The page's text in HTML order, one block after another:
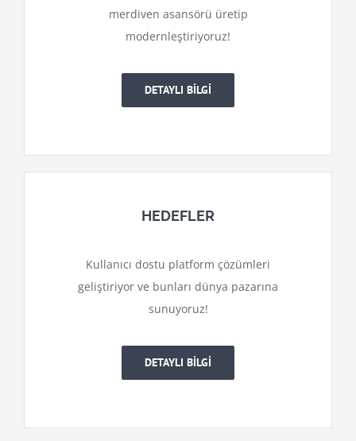
merdiven asansörü üretip
modernleştiriyoruz!
DETAYLI BİLGİ
HEDEFLER
Kullanıcı dostu platform çözümleri
geliştiriyor ve bunları dünya pazarına
sunuyoruz!
DETAYLI BİLGİ